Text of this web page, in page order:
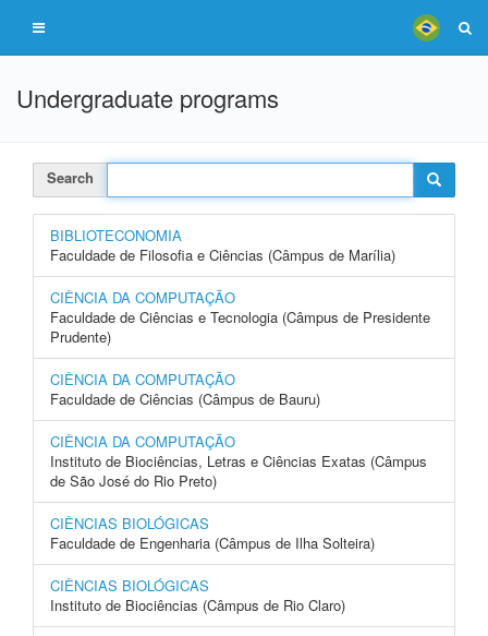
Undergraduate programs
Search
BIBLIOTECONOMIA
Faculdade de Filosofia e Ciências (Câmpus de Marília)
CIÊNCIA DA COMPUTAÇÃO
Faculdade de Ciências e Tecnologia (Câmpus de Presidente
Prudente)
CIÊNCIA DA COMPUTAÇÃO
Faculdade de Ciências (Câmpus de Bauru)
CIÊNCIA DA COMPUTAÇÃO
Instituto de Biociências, Letras e Ciências Exatas (Câmpus
de São José do Rio Preto)
CIÊNCIAS BIOLÓGICAS
Faculdade de Engenharia (Câmpus de Ilha Solteira)
CIÊNCIAS BIOLÓGICAS
Instituto de Biociências (Câmpus de Rio Claro)